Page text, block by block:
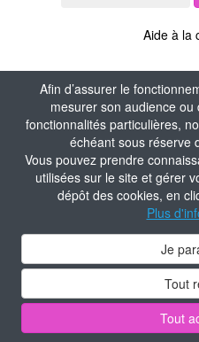
Afin d’assurer le
mesurer son audience
fonctionnalités particulières,
échéant sous réserve
Vous pouvez prendre
utilisées sur le site et gérer
dépôt des cookies, en
Plus
Je
Tout
Tout
Aide à la